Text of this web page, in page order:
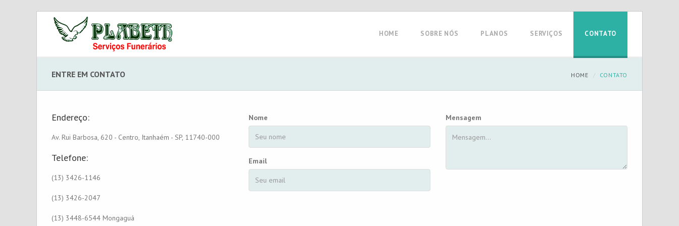
HOME SOBRE NÓS PLANOS SERVIÇOS CONTATO
ENTRE EM CONTATO HOME CONTATO
Endereço:
Av. Rui Barbosa, 620 - Centro, Itanhaém - SP, 11740-000
Telefone:
(13) 3426-1146
(13) 3426-2047
(13) 3448-6544 Mongaguá
Nome
Email
Mensagem